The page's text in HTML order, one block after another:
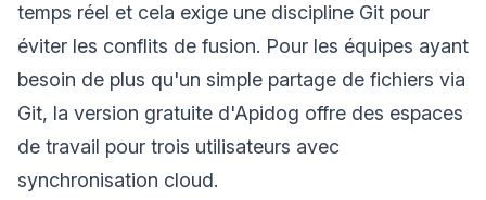
temps réel et cela exige une discipline Git pour
éviter les conflits de fusion. Pour les équipes ayant
besoin de plus qu'un simple partage de fichiers via
Git, la version gratuite d'Apidog offre des espaces
de travail pour trois utilisateurs avec
synchronisation cloud.